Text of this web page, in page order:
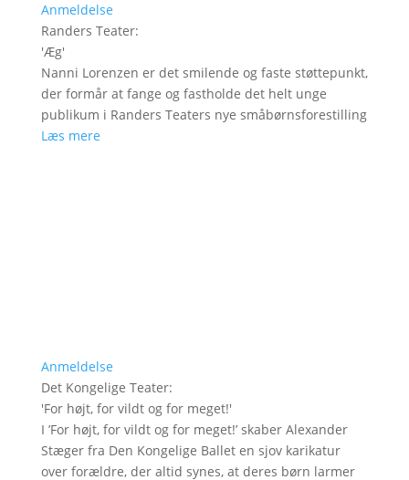
Anmeldelse
Randers Teater:
'Æg'
Nanni Lorenzen er det smilende og faste støttepunkt,
der formår at fange og fastholde det helt unge
publikum i Randers Teaters nye småbørnsforestilling
Læs mere
Anmeldelse
Det Kongelige Teater:
'For højt, for vildt og for meget!'
I ’For højt, for vildt og for meget!’ skaber Alexander
Stæger fra Den Kongelige Ballet en sjov karikatur
over forældre, der altid synes, at deres børn larmer